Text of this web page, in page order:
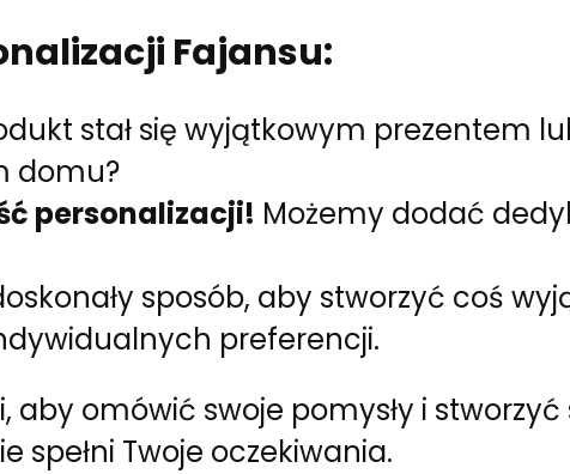
Fajansu:
stał się wyjątkowym prezentem
domu?
personalizacji! Możemy dodać
sposób, aby stworzyć coś
preferencji.
aby omówić swoje pomysły i
spełni Twoje oczekiwania.